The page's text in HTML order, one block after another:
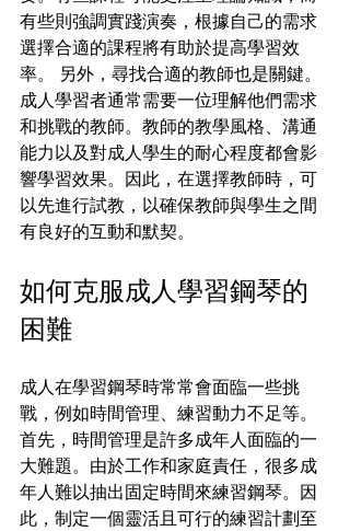
有些則強調實踐演奏，根據自己的需求
選擇合適的課程將有助於提高學習效
率。 另外，尋找合適的教師也是關鍵。
成人學習者通常需要一位理解他們需求
和挑戰的教師。教師的教學風格、溝通
能力以及對成人學生的耐心程度都會影
響學習效果。因此，在選擇教師時，可
以先進行試教，以確保教師與學生之間
有良好的互動和默契。
如何克服成人學習鋼琴的
困難
成人在學習鋼琴時常常會面臨一些挑
戰，例如時間管理、練習動力不足等。
首先，時間管理是許多成年人面臨的一
大難題。由於工作和家庭責任，很多成
年人難以抽出固定時間來練習鋼琴。因
此，制定一個靈活且可行的練習計劃至